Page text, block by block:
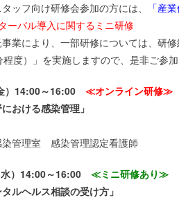
ッフ向け研修会参加の方には、
「産
バル導入に関するミニ研修
業により、一部研修については、研
程度）」を実施しますので、是非ご参
14:00～16:00 ≪オンライン研修≫
おける感染管理」
染管理室 感染管理認定看護師
）14:00～16:00 ≪ミニ研修あり≫
タルヘルス相談の受け方」